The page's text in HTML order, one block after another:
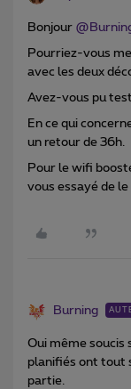
Bonjour
Pourriez-vous
avec les deux
Avez-vous pu
En ce qui
un retour de 36h.
Pour le wifi
vous essayé de
Burning
Oui même soucis
planifiés ont tout
partie.